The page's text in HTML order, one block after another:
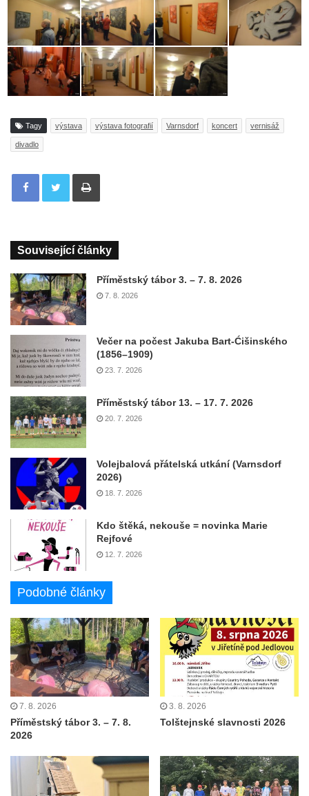
Tagy výstava výstava fotografií Varnsdorf koncert vernisáž
divadlo
Tisknout
Související články
Příměstský tábor 3. – 7. 8. 2026
7. 8. 2026
Večer na počest Jakuba Bart-Ćišinského
(1856–1909)
23. 7. 2026
Příměstský tábor 13. – 17. 7. 2026
20. 7. 2026
Volejbalová přátelská utkání (Varnsdorf
2026)
18. 7. 2026
Kdo štěká, nekouše = novinka Marie
Rejfové
12. 7. 2026
Podobné články
7. 8. 2026
Příměstský tábor 3. – 7. 8.
2026
3. 8. 2026
Tolštejnské slavnosti 2026